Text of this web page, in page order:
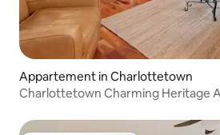
Appartement in Charlottetown
Charlottetown Charming Heritage